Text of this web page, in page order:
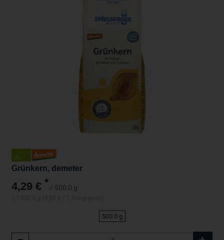
Grünkern, demeter
4,29 € * / 500.0 g
500.0 g